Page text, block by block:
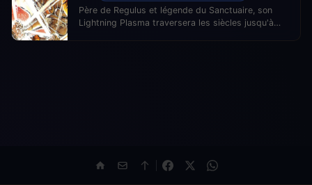
Père de Regulus et légende du Sanctuaire, son
Lightning Plasma traversera les siècles jusqu'à